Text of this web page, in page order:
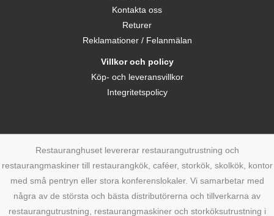
Kontakta oss
Returer
Reklamationer / Felanmälan
Villkor och policy
Köp- och leveransvillkor
Integritetspolicy
Restauranghuset levererar restaurangutrustning och
restaurangmaskiner till restaurangkök, caféer, storkök, skolkök, kontor
med små pentryn eller stora konferenslokaler. Vi samarbetar med
några av de största och bästa distributörerna och tillverkarna av
restaurangutrustning, restaurangmaskiner och storköksutrustning i